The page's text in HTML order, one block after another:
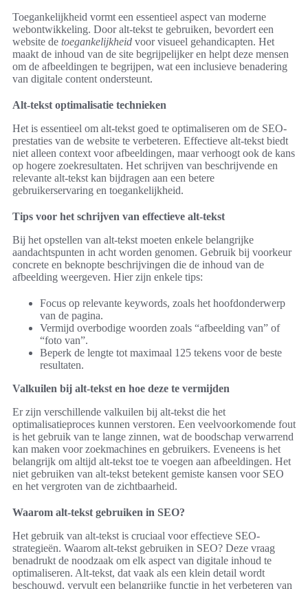
Toegankelijkheid vormt een essentieel aspect van moderne
webontwikkeling. Door alt-tekst te gebruiken, bevordert een
website de toegankelijkheid voor visueel gehandicapten. Het
maakt de inhoud van de site begrijpelijker en helpt deze mensen
om de afbeeldingen te begrijpen, wat een inclusieve benadering
van digitale content ondersteunt.
Alt-tekst optimalisatie technieken
Het is essentieel om alt-tekst goed te optimaliseren om de SEO-
prestaties van de website te verbeteren. Effectieve alt-tekst biedt
niet alleen context voor afbeeldingen, maar verhoogt ook de kans
op hogere zoekresultaten. Het schrijven van beschrijvende en
relevante alt-tekst kan bijdragen aan een betere
gebruikerservaring en toegankelijkheid.
Tips voor het schrijven van effectieve alt-tekst
Bij het opstellen van alt-tekst moeten enkele belangrijke
aandachtspunten in acht worden genomen. Gebruik bij voorkeur
concrete en beknopte beschrijvingen die de inhoud van de
afbeelding weergeven. Hier zijn enkele tips:
Focus op relevante keywords, zoals het hoofdonderwerp
van de pagina.
Vermijd overbodige woorden zoals “afbeelding van” of
“foto van”.
Beperk de lengte tot maximaal 125 tekens voor de beste
resultaten.
Valkuilen bij alt-tekst en hoe deze te vermijden
Er zijn verschillende valkuilen bij alt-tekst die het
optimalisatieproces kunnen verstoren. Een veelvoorkomende fout
is het gebruik van te lange zinnen, wat de boodschap verwarrend
kan maken voor zoekmachines en gebruikers. Eveneens is het
belangrijk om altijd alt-tekst toe te voegen aan afbeeldingen. Het
niet gebruiken van alt-tekst betekent gemiste kansen voor SEO
en het vergroten van de zichtbaarheid.
Waarom alt-tekst gebruiken in SEO?
Het gebruik van alt-tekst is cruciaal voor effectieve SEO-
strategieën. Waarom alt-tekst gebruiken in SEO? Deze vraag
benadrukt de noodzaak om elk aspect van digitale inhoud te
optimaliseren. Alt-tekst, dat vaak als een klein detail wordt
beschouwd, vervult een belangrijke functie in het verbeteren van